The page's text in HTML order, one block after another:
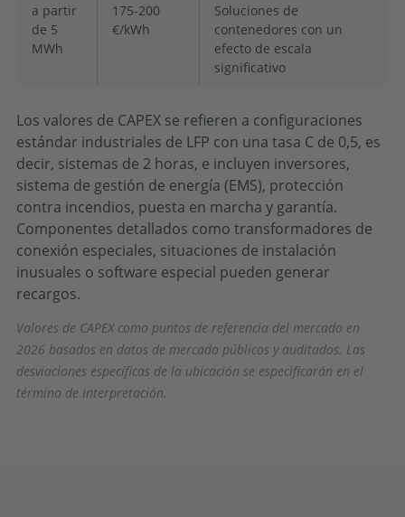
a partir
de 5
MWh
175-200
€/kWh
Soluciones de
contenedores con un
efecto de escala
significativo
Los valores de CAPEX se refieren a configuraciones
estándar industriales de LFP con una tasa C de 0,5, es
decir, sistemas de 2 horas, e incluyen inversores,
sistema de gestión de energía (EMS), protección
contra incendios, puesta en marcha y garantía.
Componentes detallados como transformadores de
conexión especiales, situaciones de instalación
inusuales o software especial pueden generar
recargos.
Valores de CAPEX como puntos de referencia del mercado en
2026 basados en datos de mercado públicos y auditados. Las
desviaciones específicas de la ubicación se especificarán en el
término de interpretación.